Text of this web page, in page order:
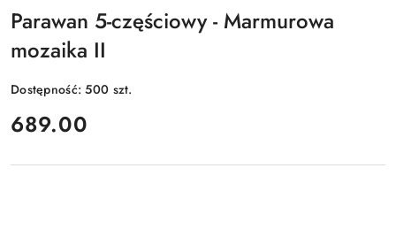
Parawan 5-częściowy - Marmurowa
mozaika II
Dostępność:500 szt.
cena:
689.00